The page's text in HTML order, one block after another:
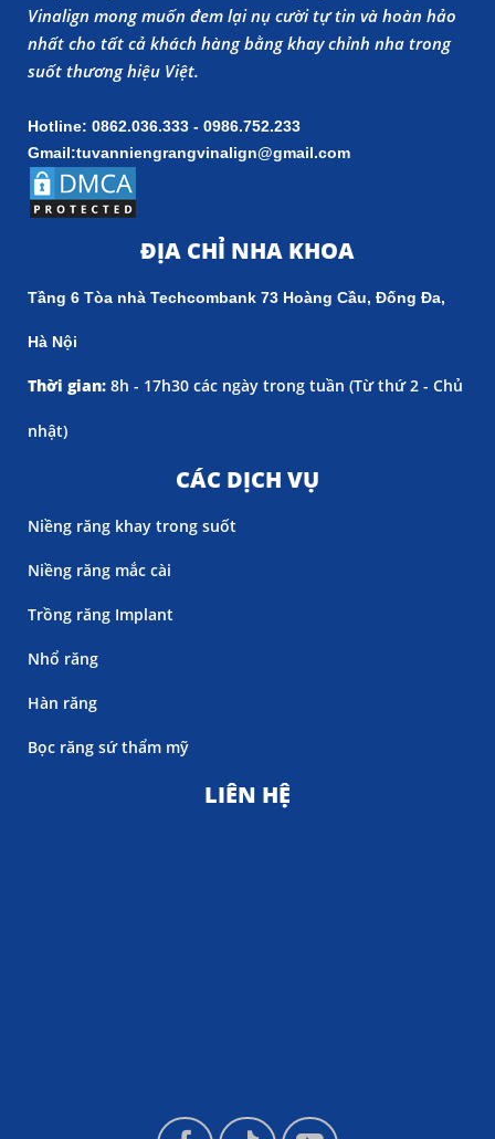
Vinalign mong muốn đem lại nụ cười tự tin và hoàn hảo
nhất cho tất cả khách hàng bằng khay chỉnh nha trong
suốt thương hiệu Việt.
Hotline: 0862.036.333 - 0986.752.233
Gmail:tuvanniengrangvinalign@gmail.com
ĐỊA CHỈ NHA KHOA
Tầng 6 Tòa nhà Techcombank 73 Hoàng Cầu, Đống Đa,
Hà Nội
Thời gian: 8h - 17h30 các ngày trong tuần (Từ thứ 2 - Chủ
nhật)
CÁC DỊCH VỤ
Niềng răng khay trong suốt
Niềng răng mắc cài
Trồng răng Implant
Nhổ răng
Hàn răng
Bọc răng sứ thẩm mỹ
LIÊN HỆ